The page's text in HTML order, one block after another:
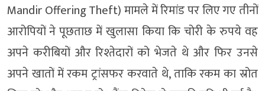
Mandir Offering Theft) मामले में रिमांड पर लिए गए तीनों
आरोपियों ने पूछताछ में खुलासा किया कि चोरी के रुपये वह
अपने करीबियों और रिश्तेदारों को भेजते थे और फिर उनसे
अपने खातों में रकम ट्रांसफर करवाते थे, ताकि रकम का स्रोत